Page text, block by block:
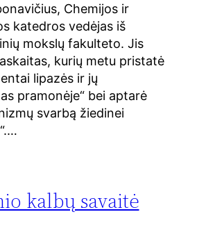
Chemijos ir
katedros vedėjas iš
mokslų fakulteto. Jis
kurių metu pristatė
lipazės ir jų
pramonėje“ bei aptarė
svarbą žiedinei
kalbų savaitė